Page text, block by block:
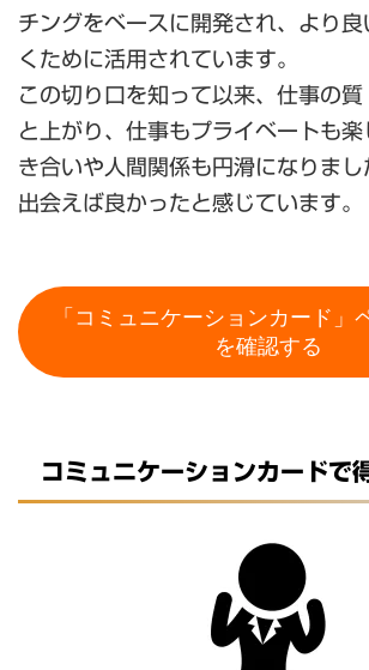
チングをベースに開発され、より
くために活用されています。
この切り口を知って以来、仕事の質
と上がり、仕事もプライベートも
き合いや人間関係も円滑になりまし
出会えば良かったと感じています。
「コミュニケーションカード」
を確認する
コミュニケーションカードで